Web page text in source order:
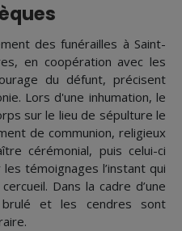
des funérailles à Saint-
en coopération avec les
du défunt, précisent
Lors d'une inhumation, le
sur le lieu de sépulture le
de communion, religieux
cérémonial, puis celui-ci
témoignages l’instant qui
Dans la cadre d’une
et les cendres sont